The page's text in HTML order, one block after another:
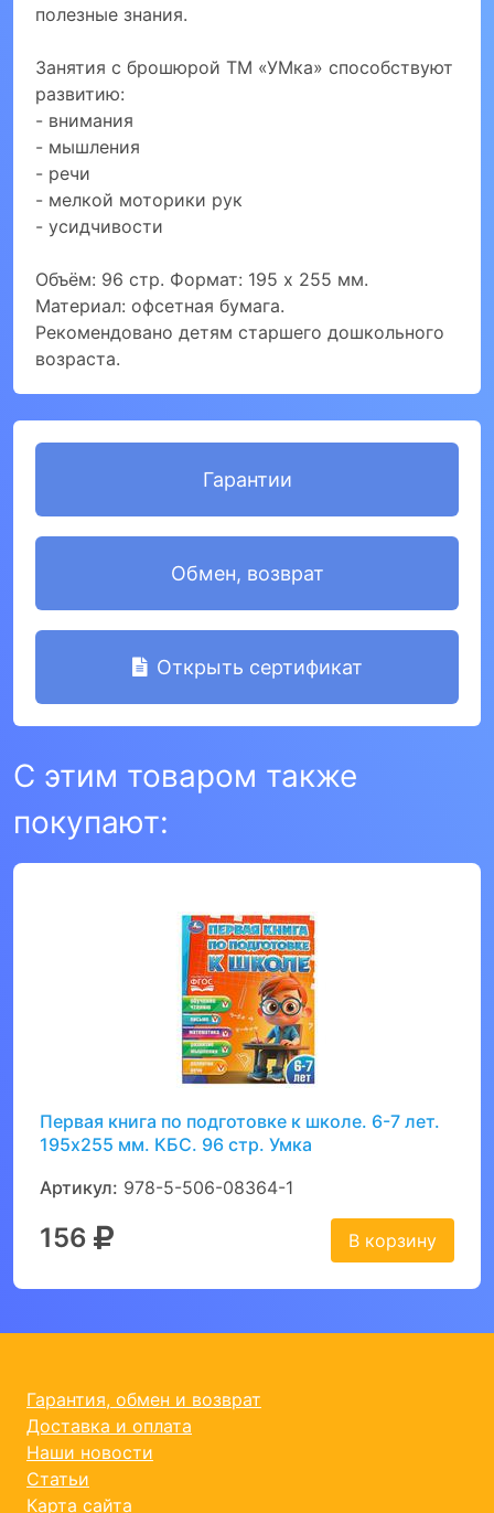
полезные знания.
Занятия с брошюрой ТМ «УМка» способствуют
развитию:
- внимания
- мышления
- речи
- мелкой моторики рук
- усидчивости
Объём: 96 стр. Формат: 195 х 255 мм.
Материал: офсетная бумага.
Рекомендовано детям старшего дошкольного
возраста.
Гарантии
Обмен, возврат
Открыть сертификат
С этим товаром также
покупают:
Первая книга по подготовке к школе. 6-7 лет.
195х255 мм. КБС. 96 стр. Умка
Артикул: 978-5-506-08364-1
156 В корзину
Гарантия, обмен и возврат
Доставка и оплата
Наши новости
Статьи
Карта сайта